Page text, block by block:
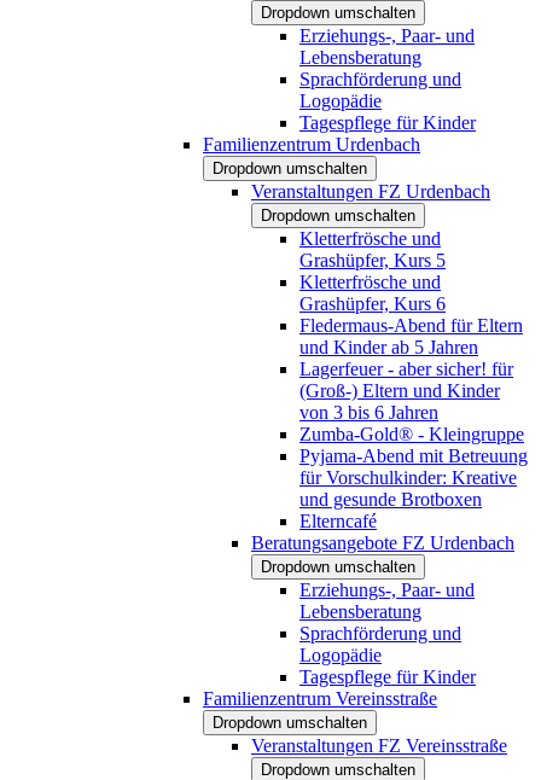
Dropdown umschalten
Erziehungs-, Paar- und
Lebensberatung
Sprachförderung und
Logopädie
Tagespflege für Kinder
Familienzentrum Urdenbach
Dropdown umschalten
Veranstaltungen FZ Urdenbach
Dropdown umschalten
Kletterfrösche und
Grashüpfer, Kurs 5
Kletterfrösche und
Grashüpfer, Kurs 6
Fledermaus-Abend für Eltern
und Kinder ab 5 Jahren
Lagerfeuer - aber sicher! für
(Groß-) Eltern und Kinder
von 3 bis 6 Jahren
Zumba-Gold® - Kleingruppe
Pyjama-Abend mit Betreuung
für Vorschulkinder: Kreative
und gesunde Brotboxen
Elterncafé
Beratungsangebote FZ Urdenbach
Dropdown umschalten
Erziehungs-, Paar- und
Lebensberatung
Sprachförderung und
Logopädie
Tagespflege für Kinder
Familienzentrum Vereinsstraße
Dropdown umschalten
Veranstaltungen FZ Vereinsstraße
Dropdown umschalten